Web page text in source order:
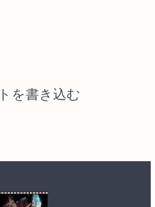
を書き込む